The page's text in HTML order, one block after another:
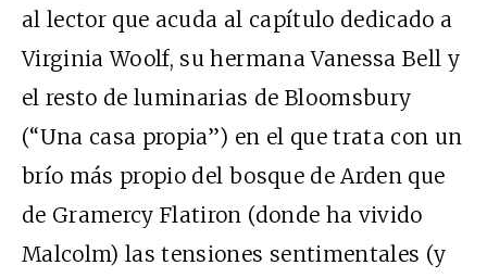
al lector que acuda al capítulo dedicado a
Virginia Woolf, su hermana Vanessa Bell y
el resto de luminarias de Bloomsbury
(“Una casa propia”) en el que trata con un
brío más propio del bosque de Arden que
de Gramercy Flatiron (donde ha vivido
Malcolm) las tensiones sentimentales (y